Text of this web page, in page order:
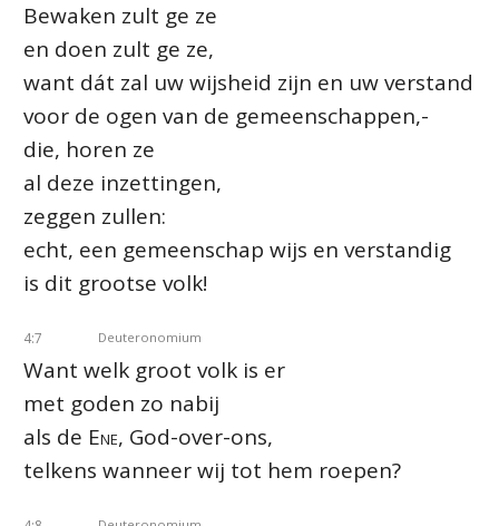
Bewaken zult ge ze
en doen zult ge ze,
want dát zal uw wijsheid zijn en uw verstand
voor de ogen van de gemeenschappen,-
die, horen ze
al deze inzettingen,
zeggen zullen:
echt, een gemeenschap wijs en verstandig
is dit grootse volk!
4:7 Deuteronomium
Want welk groot volk is er
met goden zo nabij
als de Ene, God-over-ons,
telkens wanneer wij tot hem roepen?